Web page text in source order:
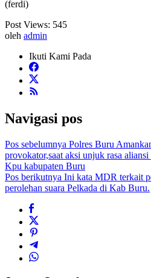
(ferdi)
Post Views: 545
oleh admin
Ikuti Kami Pada
Navigasi pos
Pos sebelumnya Polres Buru
provokator,saat aksi unjuk rasa
Kpu kabupaten Buru
Pos berikutnya Ini kata MDR terkait
perolehan suara Pelkada di Kab Buru.